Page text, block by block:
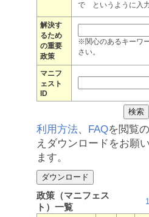
で というように入力
解決す
るため
の重要
政策
※関心のあるキーワ
さい。
マニフ
ェスト
ID
利用方法、 FAQを閲覧
えダウンロードをお願
ます。
政策（マニフェス
ト）一覧
1